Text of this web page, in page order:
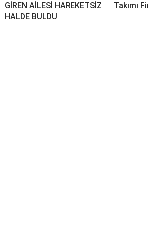
GİREN AİLESİ HAREKETSİZ
HALDE BULDU
Takımı